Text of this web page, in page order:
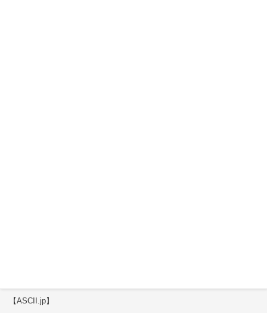
【ASCII.jp】